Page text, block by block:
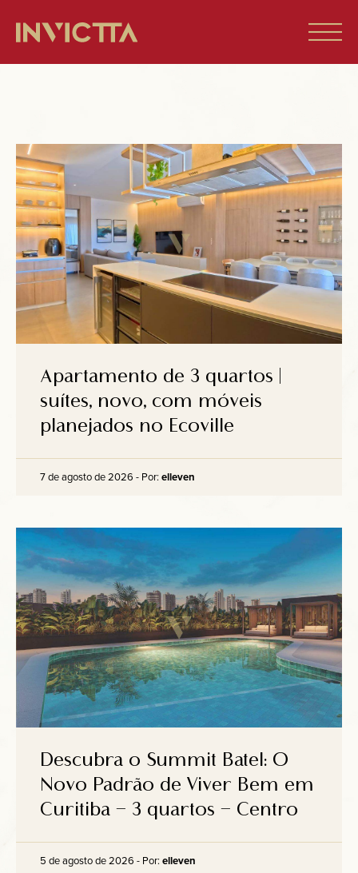
Imóveis à venda
Empreendimentos
Blog
Sobre nós
Anuncie
Contato
Apartamento de 3 quartos |
suítes, novo, com móveis
planejados no Ecoville
7 de agosto de 2026 - Por: elleven
Descubra o Summit Batel: O
Novo Padrão de Viver Bem em
Curitiba – 3 quartos – Centro
5 de agosto de 2026 - Por: elleven